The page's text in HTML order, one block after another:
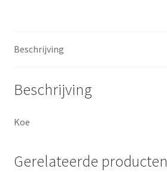
Beschrijving
Beschrijving
Koe
Gerelateerde producten